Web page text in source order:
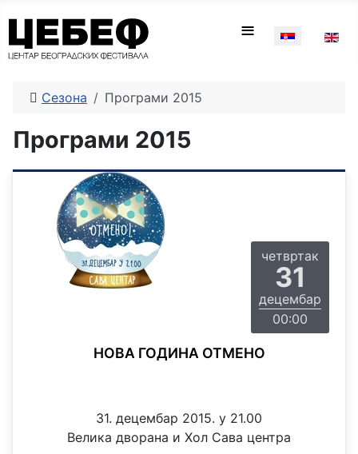
≡
Сезона Програми 2015
Програми 2015
четвртак
31
децембар
00:00
НОВА ГОДИНА ОТМЕНО
31. децембар 2015. у 21.00
Велика дворана и Хол Сава центра